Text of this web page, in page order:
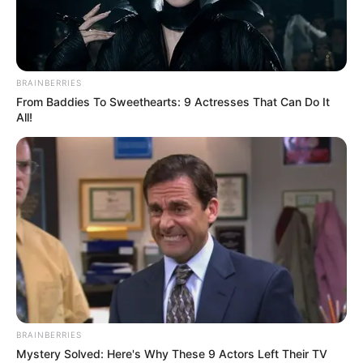
Bundesstraße 4. Das im Stadtzentrum auf einem Berg
liegende Schloss ist nicht zu übersehen. Unweit des
Schlosses gibt es einen ausgeschilderten Parkplatz.
Nachfolgend die Position von Schloss Sondershausen
auf der Landkarte von OpenStreetMap:
BRAINBERRIES
From Baddies To Sweethearts: 9 Actresses That Can Do It
All!
BRAINBERRIES
Mystery Solved: Here's Why These 9 Actors Left Their TV